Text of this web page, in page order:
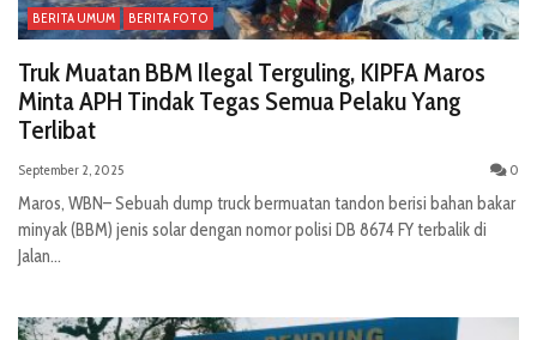
BERITA UMUM BERITA FOTO
Truk Muatan BBM Ilegal Terguling, KIPFA Maros
Minta APH Tindak Tegas Semua Pelaku Yang
Terlibat
September 2, 2025 0
Maros, WBN– Sebuah dump truck bermuatan tandon berisi bahan bakar
minyak (BBM) jenis solar dengan nomor polisi DB 8674 FY terbalik di
Jalan...